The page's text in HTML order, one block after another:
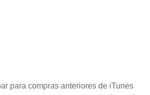
para compras anteriores de iTunes